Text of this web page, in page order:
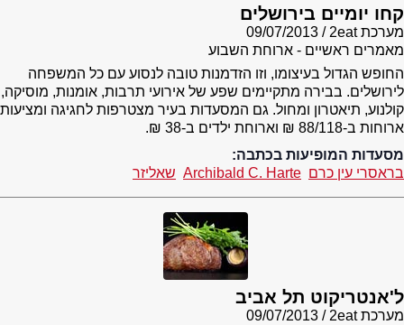
קחו יומיים בירושלים
מערכת 2eat
09/07/2013
מאמרים ראשיים - ארוחת השבוע
החופש הגדול בעיצומו, וזו הזדמנות טובה לנסוע עם כל המשפחה
לירושלים. בבירה מתקיימים שפע של אירועי תרבות, אומנות, מוסיקה,
קולנוע, תיאטרון ומחול. גם המסעדות בעיר מצטרפות לחגיגה ומציעות
ארוחות ב-88/118 ₪ וארוחת ילדים ב-38 ₪.
מסעדות המופיעות בכתבה:
בראסרי עין כרם Archibald C. Harte שאליזר
ל'אנטריקוט תל אביב
מערכת 2eat
09/07/2013